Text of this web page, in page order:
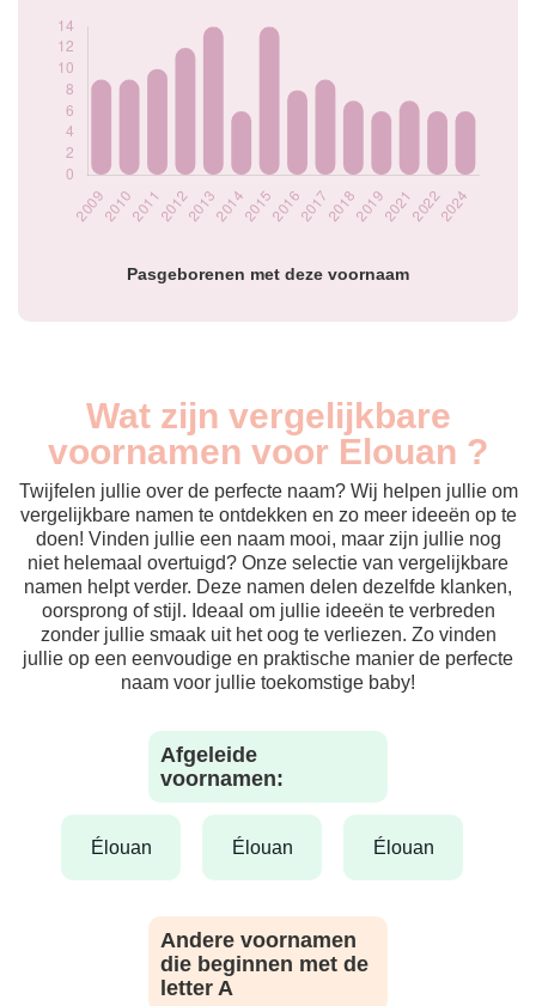
Pasgeborenen met deze voornaam
Popularité du
prénom Elouan par
année
2021
2022
6
Wat zijn vergelijkbare
voornamen voor Elouan ?
Twijfelen jullie over de perfecte naam? Wij helpen jullie om
vergelijkbare namen te ontdekken en zo meer ideeën op te
doen! Vinden jullie een naam mooi, maar zijn jullie nog
niet helemaal overtuigd? Onze selectie van vergelijkbare
namen helpt verder. Deze namen delen dezelfde klanken,
oorsprong of stijl. Ideaal om jullie ideeën te verbreden
zonder jullie smaak uit het oog te verliezen. Zo vinden
jullie op een eenvoudige en praktische manier de perfecte
naam voor jullie toekomstige baby!
Afgeleide
voornamen:
élouan élouan élouan
Andere voornamen
die beginnen met de
letter A